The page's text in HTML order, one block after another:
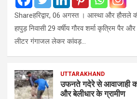
Shareहरिद्वार, 06 अगस्त । आस्था और हौसले
हापुड़ निवासी 29 वर्षीय गौरव शर्मा कृत्रिम पैर
लीटर गंगाजल लेकर कांवड़…
UTTARAKHAND
उफनते गदेरे से आवाजाही
और बेलीधार के ग्रामीण